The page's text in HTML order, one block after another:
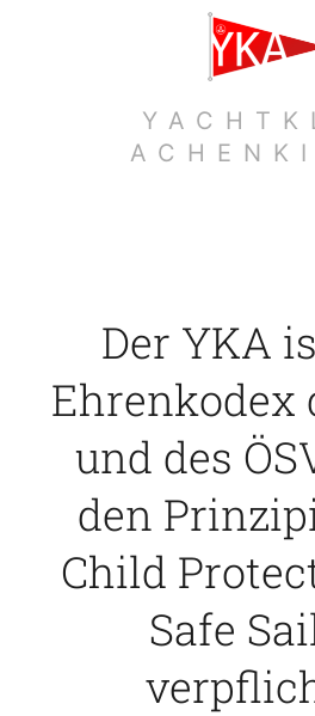
Der YKA
Ehrenkodex
und des
den
Child
Safe